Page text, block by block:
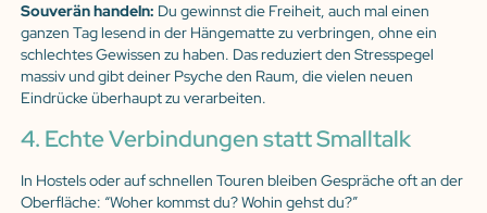
Souverän handeln: Du gewinnst die Freiheit, auch mal einen
ganzen Tag lesend in der Hängematte zu verbringen, ohne ein
schlechtes Gewissen zu haben. Das reduziert den Stresspegel
massiv und gibt deiner Psyche den Raum, die vielen neuen
Eindrücke überhaupt zu verarbeiten.
4. Echte Verbindungen statt Smalltalk
In Hostels oder auf schnellen Touren bleiben Gespräche oft an der
Oberfläche: “Woher kommst du? Wohin gehst du?”